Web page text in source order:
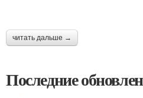
читать дальше →
Последние